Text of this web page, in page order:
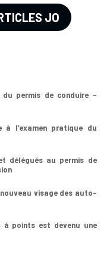
JO
du permis de conduire –
l’examen pratique du
délégués au permis de
visage des auto-
à points est devenu une